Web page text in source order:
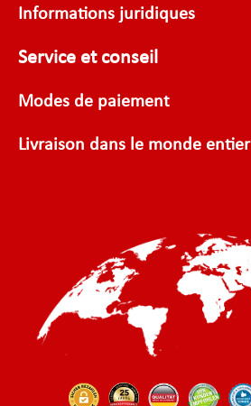
Informations juridiques
Service et conseil
Modes de paiement
Livraison dans le monde entier